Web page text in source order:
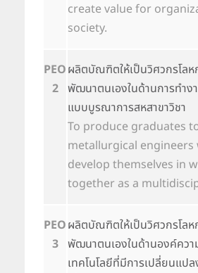
create value for
society.
PEO
2
ผลิตบัณฑิตให้เป็นวิศวกรโลห
พัฒนาตนเองในด้านการทำง
แบบบูรณาการสหสาขาวิชา
To produce graduates
metallurgical engineers
develop themselves in
together as a
PEO
3
ผลิตบัณฑิตให้เป็นวิศวกรโลห
พัฒนาตนเองในด้านองค์ควา
เทคโนโลยีที่มีการเปลี่ยนแ